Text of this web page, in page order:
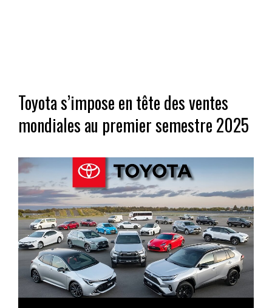
Toyota s’impose en tête des ventes
mondiales au premier semestre 2025